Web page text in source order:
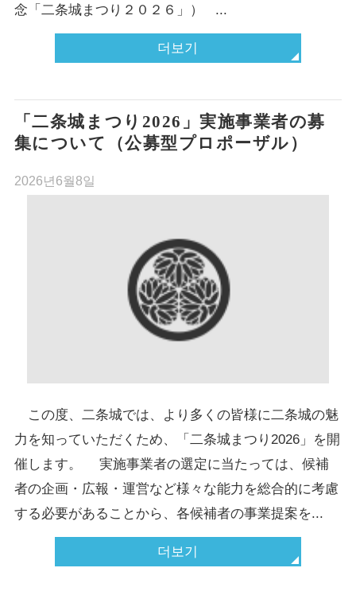
念「二条城まつり２０２６」） ...
더보기
「二条城まつり2026」実施事業者の募
集について（公募型プロポーザル）
2026년6월8일
この度、二条城では、より多くの皆様に二条城の魅
力を知っていただくため、「二条城まつり2026」を開
催します。 実施事業者の選定に当たっては、候補
者の企画・広報・運営など様々な能力を総合的に考慮
する必要があることから、各候補者の事業提案を...
더보기